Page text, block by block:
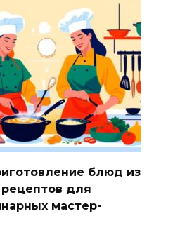
блюд из
для
мастер-